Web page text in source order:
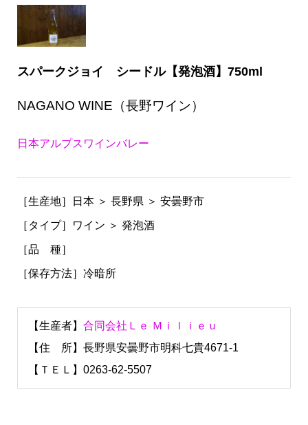
スパークジョイ シードル【発泡酒】750ml
NAGANO WINE（長野ワイン）
日本アルプスワインバレー
［生産地］日本 ＞ 長野県 ＞ 安曇野市
［タイプ］ワイン ＞ 発泡酒
［品 種］
［保存方法］冷暗所
【生産者】 合同会社Ｌｅ Ｍｉｌｉｅｕ
【住 所】長野県安曇野市明科七貴4671-1
【ＴＥＬ】0263-62-5507